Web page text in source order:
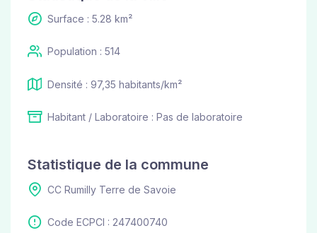
Surface : 5.28 km²
Population : 514
Densité : 97,35 habitants/km²
Habitant / Laboratoire : Pas de laboratoire
Statistique de la commune
CC Rumilly Terre de Savoie
Code ECPCI : 247400740